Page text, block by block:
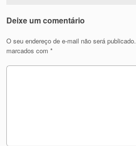
Deixe um comentário
O seu endereço de e-mail não será publicado.
marcados com*